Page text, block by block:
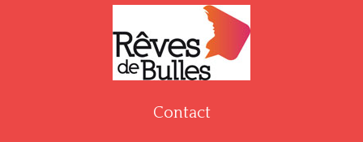
Contact